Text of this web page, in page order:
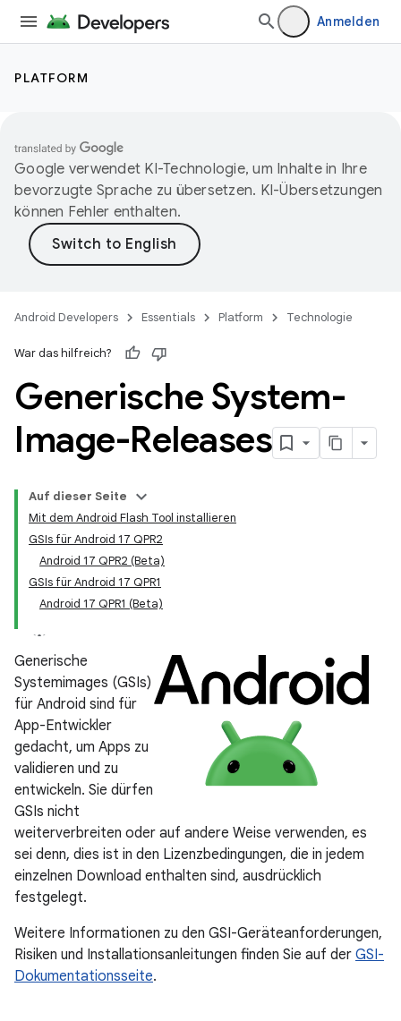
Anmelden
PLATFORM
Google verwendet KI-Technologie, um Inhalte in Ihre
bevorzugte Sprache zu übersetzen. KI-Übersetzungen
können Fehler enthalten.
Android Developers Essentials Platform Technologie
War das hilfreich?
Generische System-
Image-Releases
Auf dieser Seite
Mit dem Android Flash Tool installieren
GSIs für Android 17 QPR2
Android 17 QPR2 (Beta)
GSIs für Android 17 QPR1
Android 17 QPR1 (Beta)
Generische
Systemimages (GSIs)
für Android sind für
App-Entwickler
gedacht, um Apps zu
validieren und zu
entwickeln. Sie dürfen
GSIs nicht
weiterverbreiten oder auf andere Weise verwenden, es
sei denn, dies ist in den Lizenzbedingungen, die in jedem
einzelnen Download enthalten sind, ausdrücklich
festgelegt.
Weitere Informationen zu den GSI-Geräteanforderungen,
Risiken und Installationsanleitungen finden Sie auf der GSI-
Dokumentationsseite.